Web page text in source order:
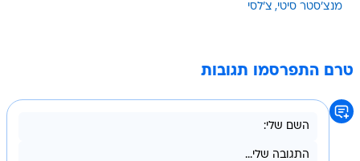
מנצ'סטר סיטי צ'לסי
טרם התפרסמו תגובות